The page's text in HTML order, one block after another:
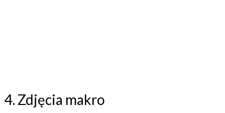
4. Zdjęcia makro